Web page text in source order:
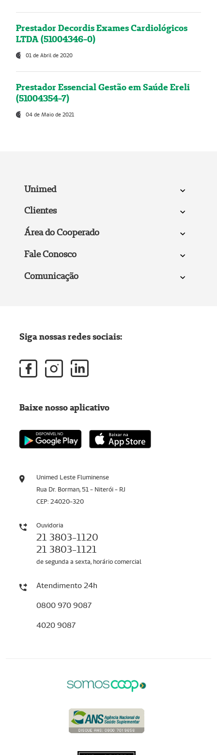
Prestador Decordis Exames Cardiológicos
LTDA (51004346-0)
01 de Abril de 2020
Prestador Essencial Gestão em Saúde Ereli
(51004354-7)
04 de Maio de 2021
Unimed
Clientes
Área do Cooperado
Fale Conosco
Comunicação
Unimed Leste Fluminense
Rua Dr. Borman, 51 - Niterói - RJ
CEP: 24020-320
Ouvidoria
21 3803-1120
21 3803-1121
de segunda a sexta, horário comercial
Atendimento 24h
0800 970 9087
4020 9087
Siga nossas redes sociais:
Baixe nosso aplicativo